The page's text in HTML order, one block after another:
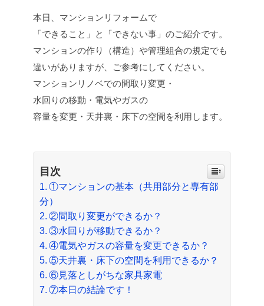
本日、マンションリフォームで
「できること」と「できない事」のご紹介です。
マンションの作り（構造）や管理組合の規定でも
違いがありますが、ご参考にしてください。
マンションリノベでの間取り変更・
水回りの移動・電気やガスの
容量を変更・天井裏・床下の空間を利用します。
目次
①マンションの基本（共用部分と専有部
分）
②間取り変更ができるか？
③水回りが移動できるか？
④電気やガスの容量を変更できるか？
⑤天井裏・床下の空間を利用できるか？
⑥見落としがちな家具家電
⑦本日の結論です！